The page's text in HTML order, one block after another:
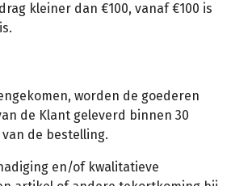
kleiner dan €100, vanaf €100 is
worden de goederen
de Klant geleverd binnen 30
de bestelling.
en/of kwalitatieve